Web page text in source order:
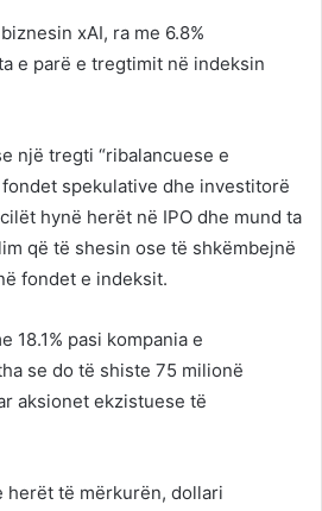
xAI, ra me 6.8%
e parë e tregtimit në indeksin
një tregti “ribalancuese e
spekulative dhe investitorë
hynë herët në IPO dhe mund ta
që të shesin ose të shkëmbejnë
fondet e indeksit.
18.1% pasi kompania e
se do të shiste 75 milionë
aksionet ekzistuese të
herët të mërkurën, dollari